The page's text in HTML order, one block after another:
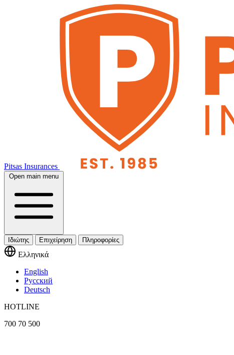
Pitsas Insurances
Open main menu
Ιδιώτης Επιχείρηση Πληροφορίες
Ελληνικά
English
Русский
Deutsch
HOTLINE
700 70 500